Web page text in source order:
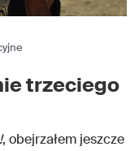
trzeciego
, obejrzałem jeszcze